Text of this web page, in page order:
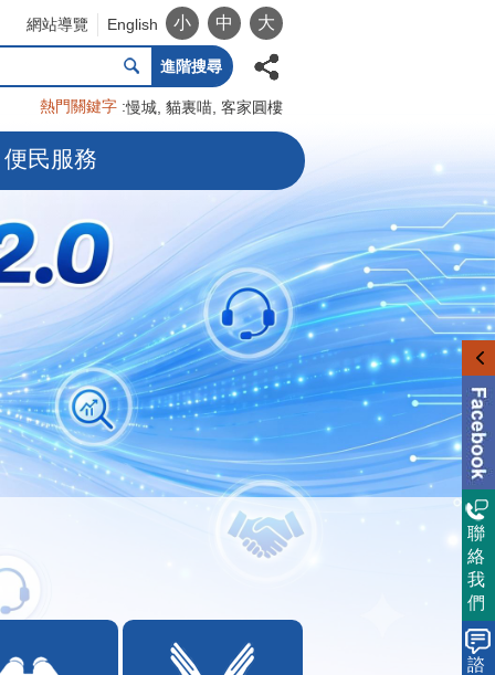
網站導覽 English 小 中 大
進階搜尋
熱門關鍵字 慢城 貓裏喵 客家圓樓
便民服務
聯
絡
我
們
諮